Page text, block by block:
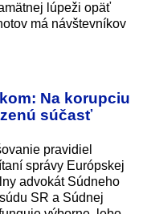
lúpeži opäť
má návštevníkov
Na korupciu
súčasť
pravidiel
správy Európskej
advokát Súdneho
SR a Súdnej